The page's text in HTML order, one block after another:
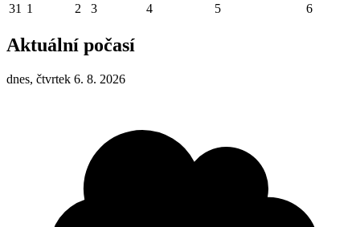
31 1 2 3 4 5 6
Aktuální počasí
dnes, čtvrtek 6. 8. 2026